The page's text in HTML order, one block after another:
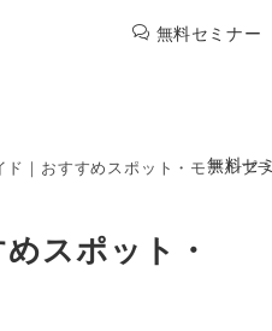
無料セ
無料セミナー
ド｜おすすめスポット・モデルプ
スポット・